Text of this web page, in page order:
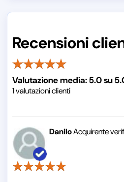
Recensioni
Valutazione media:5.0su
1valutazioni clienti
DaniloAcquirente